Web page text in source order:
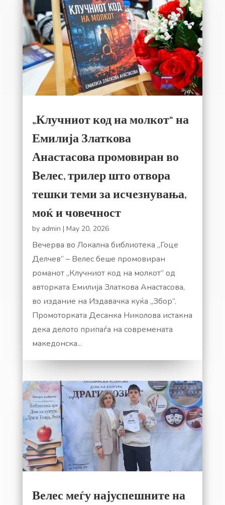
„Клучниот код на молкот“ на
Емилија Златкова
Анастасова промовиран во
Велес, трилер што отвора
тешки теми за исчезнувања,
моќ и човечност
by admin | May 20, 2026
Вечерва во Локална библиотека „Гоце
Делчев“ – Велес беше промовиран
романот „Клучниот код на молкот“ од
авторката Емилија Златкова Анастасова,
во издание на Издавачка куќа „Збор“.
Промоторката Десанка Николова истакна
дека делото припаѓа на современата
македонска...
Велес меѓу најуспешните на